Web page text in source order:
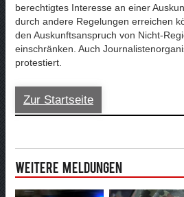
berechtigtes Interesse an einer
durch andere Regelungen erreichen
den Auskunftsanspruch von Nicht-
einschränken. Auch
protestiert.
Zur Startseite
Weitere Meldungen